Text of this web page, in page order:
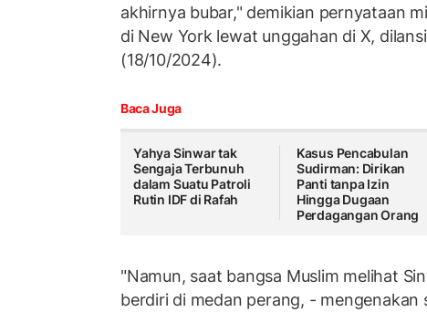
akhirnya bubar," demikian pernyataan
di New York lewat unggahan di X,
(18/10/2024).
Baca Juga
Yahya Sinwar tak
Sengaja Terbunuh
dalam Suatu Patroli
Rutin IDF di Rafah
Kasus Pencabulan
Sudirman: Dirikan
Panti tanpa Izin
Hingga Dugaan
Perdagangan Orang
"Namun, saat bangsa Muslim melihat
berdiri di medan perang, - mengenakan